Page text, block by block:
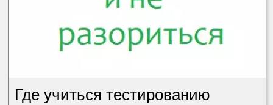
Где учиться тестированию